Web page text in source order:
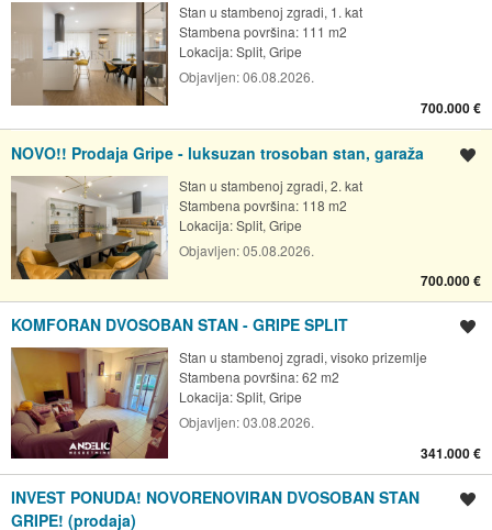
Stan u stambenoj zgradi, 1. kat
Stambena površina: 111 m2
Lokacija:Split, Gripe
Objavljen:06.08.2026.
700.000 €
NOVO!! Prodaja Gripe - luksuzan trosoban stan, garaža
Stan u stambenoj zgradi, 2. kat
Stambena površina: 118 m2
Lokacija:Split, Gripe
Objavljen:05.08.2026.
700.000 €
KOMFORAN DVOSOBAN STAN - GRIPE SPLIT
Stan u stambenoj zgradi, visoko prizemlje
Stambena površina: 62 m2
Lokacija:Split, Gripe
Objavljen:03.08.2026.
341.000 €
INVEST PONUDA! NOVORENOVIRAN DVOSOBAN STAN
GRIPE! (prodaja)